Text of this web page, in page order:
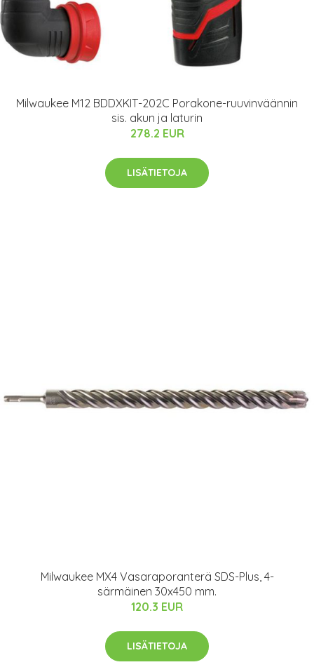
Milwaukee M12 BDDXKIT-202C Porakone-ruuvinväännin
sis. akun ja laturin
278.2 EUR
LISÄTIETOJA
Milwaukee MX4 Vasaraporanterä SDS-Plus, 4-
särmäinen 30x450 mm.
120.3 EUR
LISÄTIETOJA